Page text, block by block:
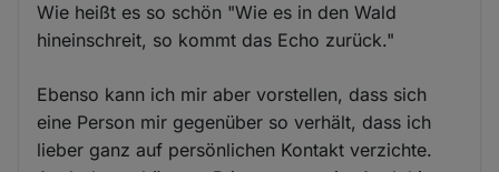
Wie heißt es so schön "Wie es in den Wald
hineinschreit, so kommt das Echo zurück."
Ebenso kann ich mir aber vorstellen, dass sich
eine Person mir gegenüber so verhält, dass ich
lieber ganz auf persönlichen Kontakt verzichte.